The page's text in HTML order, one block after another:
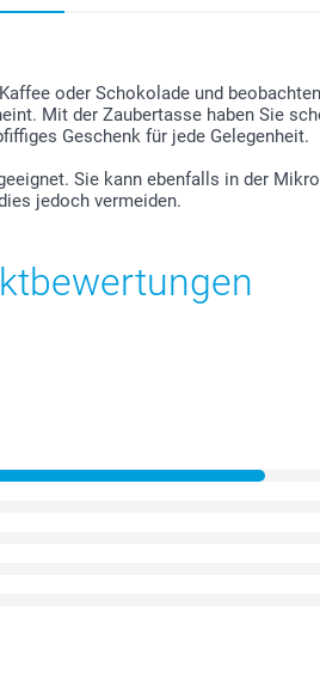
oder Schokolade und
Mit der Zaubertasse haben Sie
Geschenk für jede Gelegenheit.
Sie kann ebenfalls in der
jedoch vermeiden.